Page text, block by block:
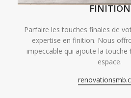
FINITION
Parfaire les touches finales de
expertise en finition. Nous
impeccable qui ajoute la touche
espace.